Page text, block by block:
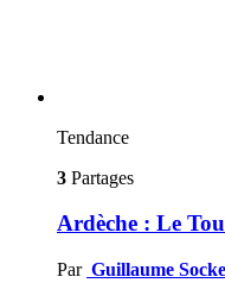
Tendance
3 Partages
Ardèche : Le
Par Guillaume